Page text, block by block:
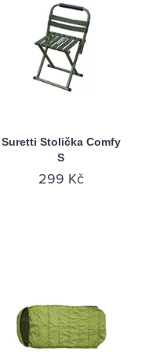
Suretti Stolička Comfy
S
299 Kč